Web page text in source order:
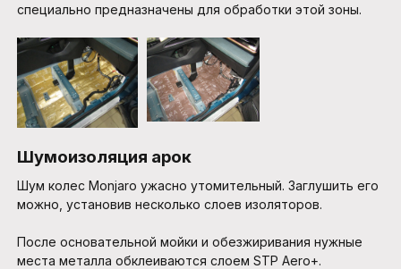
специально предназначены для обработки этой зоны.
Шумоизоляция арок
Шум колес Monjaro ужасно утомительный. Заглушить его
можно, установив несколько слоев изоляторов.
После основательной мойки и обезжиривания нужные
места металла обклеиваются слоем STP Aero+.